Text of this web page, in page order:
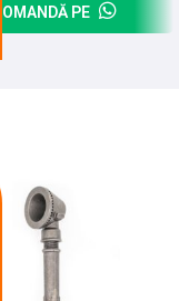
COMANDĂ PE